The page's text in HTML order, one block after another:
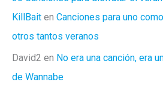
KillBait en Canciones para uno
otros tantos veranos
David2 en No era una canción, era
de Wannabe